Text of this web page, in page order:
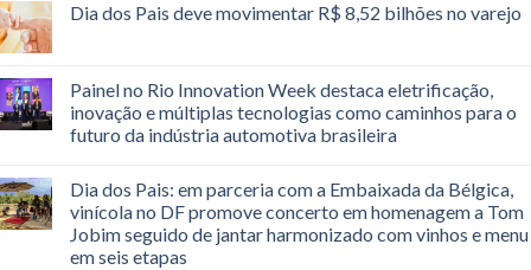
Dia dos Pais deve movimentar R$ 8,52 bilhões no varejo
Painel no Rio Innovation Week destaca eletrificação,
inovação e múltiplas tecnologias como caminhos para o
futuro da indústria automotiva brasileira
Dia dos Pais: em parceria com a Embaixada da Bélgica,
vinícola no DF promove concerto em homenagem a Tom
Jobim seguido de jantar harmonizado com vinhos e menu
em seis etapas